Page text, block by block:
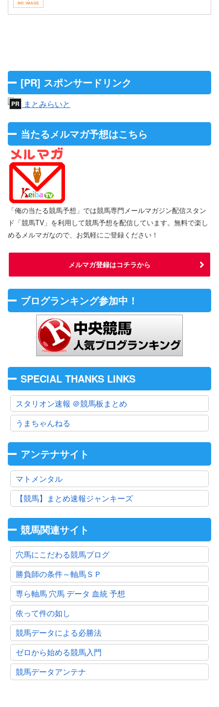
[PR] スポンサードリンク
当たるメルマガ予想はこちら
「俺の当たる競馬予想」では競馬専門メールマガジン配信スタン
ド「競馬TV」を利用して競馬予想を配信しています。無料で楽し
めるメルマガなので、お気軽にご登録ください！
メルマガ登録はコチラから
ブログランキング参加中！
SPECIAL THANKS LINKS
スタリオン速報 ＠競馬板まとめ
うまちゃんねる
アンテナサイト
マトメンタル
【競馬】まとめ速報ジャンキーズ
競馬関連サイト
穴馬にこだわる競馬ブログ
勝負師の条件～軸馬ＳＰ
専ら軸馬 穴馬 データ 血統 予想
依って件の如し
競馬データによる必勝法
ゼロから始める競馬入門
競馬データアンテナ